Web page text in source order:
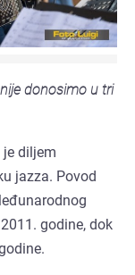
donosimo u tri
je diljem
jazza. Povod
godine, dok